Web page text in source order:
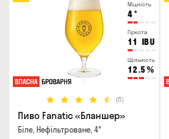
Міцність
4°
Гіркота
11 IBU
Щільність
12.5 %
(8)
Пиво Fanatic «Бланшер»
Біле, Нефільтроване, 4°